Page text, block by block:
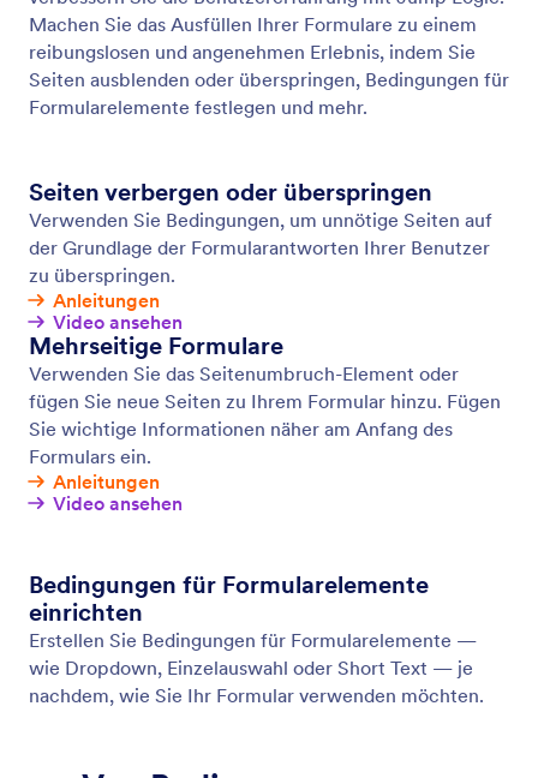
Speichern & später fortfahren
Verwandeln Sie unvollständige Formular Antworten
in die Daten, die Sie benötigen. Lassen Sie Benutzer
vervollständigen.
Erfassen Sie Daten offline mit Jotform Mobile
Formulare, unserer kostenlosen mobilen App!
Offline erfasste Antworten werden sofort
gespeichert und automatisch mit Ihrem Jotform
Konto synchronisiert, sobald Sie wieder online sind.